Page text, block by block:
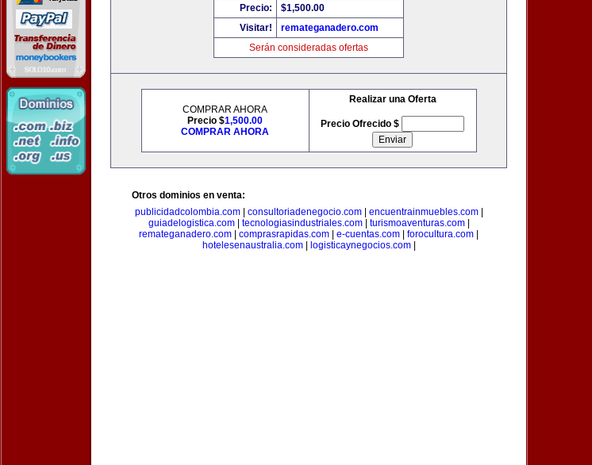
Precio:
$1,500.00
Visitar!
remateganadero.com
Serán consideradas ofertas
COMPRAR AHORA
Precio $1,500.00
COMPRAR AHORA
Realizar una Oferta
Precio Ofrecido $
Otros dominios en venta:
publicidadcolombia.com| consultoriadenegocio.com| encuentrainmuebles.com|
guiadelogistica.com| tecnologiasindustriales.com| turismoaventuras.com|
remateganadero.com
comprasrapidas.com e-cuentas.com forocultura.com
hotelesenaustralia.com| logisticaynegocios.com|